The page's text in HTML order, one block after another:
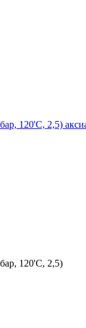
120'С, 2,5)
120'С, 2,5)